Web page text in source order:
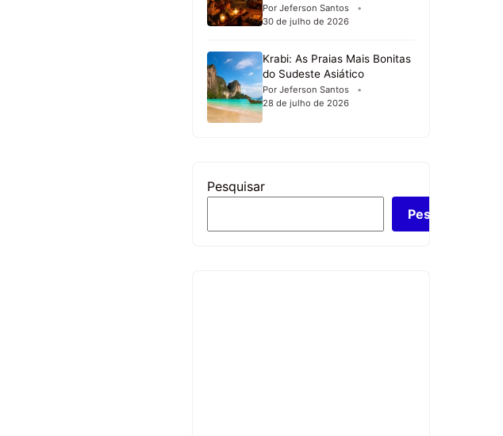
Por Jeferson Santos
30 de julho de 2026
Krabi: As Praias Mais Bonitas
do Sudeste Asiático
Por Jeferson Santos
28 de julho de 2026
Pesquisar
Pesquisar